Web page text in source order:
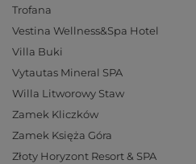
Trofana
Vestina Wellness&Spa Hotel
Villa Buki
Vytautas Mineral SPA
Willa Litworowy Staw
Zamek Kliczków
Zamek Księża Góra
Złoty Horyzont Resort & SPA